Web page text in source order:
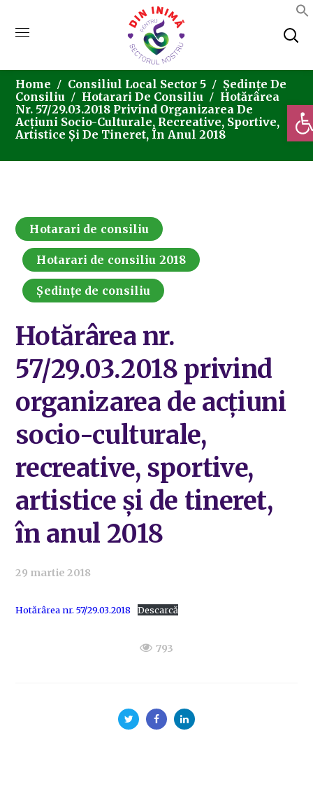
Home Consiliul Local Sector 5
Ședințe De
Consiliu
Hotarari De Consiliu
Hotărârea
Nr. 57/29.03.2018 Privind Organizarea De
Acțiuni Socio-Culturale, Recreative, Sportive,
Artistice Și De Tineret, În Anul 2018
Hotarari de consiliu
Hotarari de consiliu 2018
Ședințe de consiliu
Hotărârea nr.
57/29.03.2018 privind
organizarea de acțiuni
socio-culturale,
recreative, sportive,
artistice și de tineret,
în anul 2018
29 martie 2018
Hotărârea nr. 57/29.03.2018 Descarcă
793